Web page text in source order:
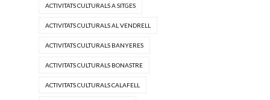
ACTIVITATS CULTURALS A SITGES
ACTIVITATS CULTURALS AL VENDRELL
ACTIVITATS CULTURALS BANYERES
ACTIVITATS CULTURALS BONASTRE
ACTIVITATS CULTURALS CALAFELL